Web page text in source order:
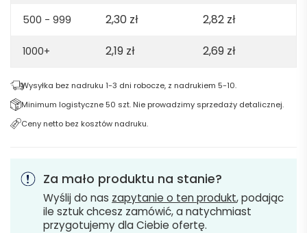
500 - 999 2,30 zł 2,82 zł
1000+ 2,19 zł 2,69 zł
Wysyłka bez nadruku 1-3 dni robocze, z nadrukiem 5-10.
Minimum logistyczne 50 szt. Nie prowadzimy sprzedaży detalicznej.
Ceny netto bez kosztów nadruku.
Za mało produktu na stanie?
Wyślij do nas zapytanie o ten produkt, podając
ile sztuk chcesz zamówić, a natychmiast
przygotujemy dla Ciebie ofertę.